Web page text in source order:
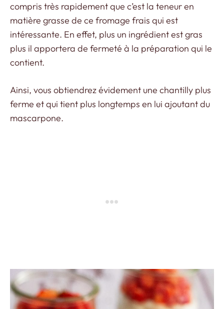
compris très rapidement que c’est la teneur en
matière grasse de ce fromage frais qui est
intéressante. En effet, plus un ingrédient est gras
plus il apportera de fermeté à la préparation qui le
contient.
Ainsi, vous obtiendrez évidement une chantilly plus
ferme et qui tient plus longtemps en lui ajoutant du
mascarpone.